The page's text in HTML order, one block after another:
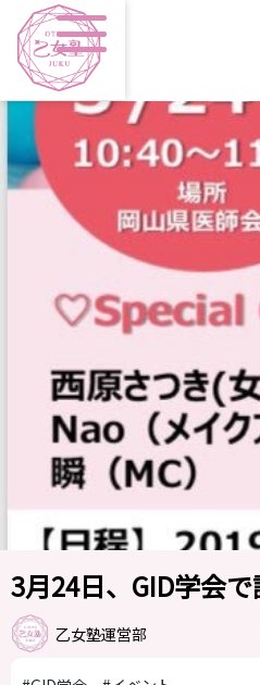
3月24日、GID学会
乙女塾運営部